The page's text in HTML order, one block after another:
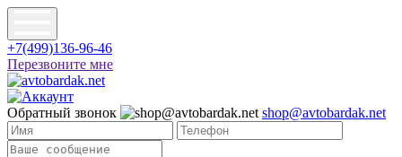
+7(499)136-96-46
Перезвоните мне
Обратный звонок shop@avtobardak.net